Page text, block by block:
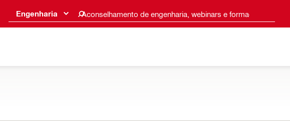
Engenharia Aconselhamento de engenharia, webinars e formações